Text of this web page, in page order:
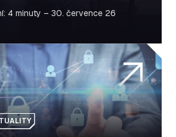
4 minuty – 30. července 26
terčem útoků? Bezpečnost na